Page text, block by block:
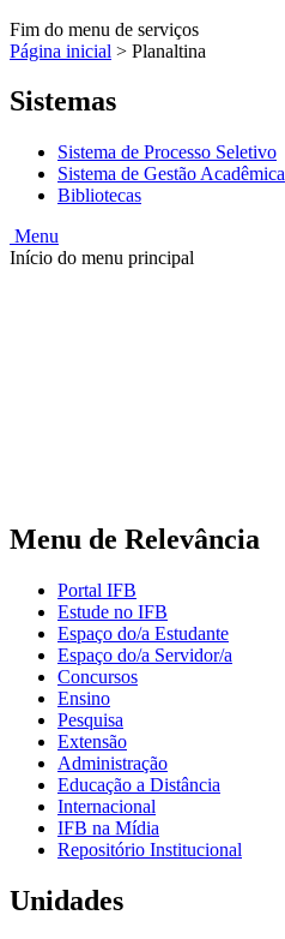
Fim do menu de serviços
Página inicial > Planaltina
Sistemas
Sistema de Processo Seletivo
Sistema de Gestão Acadêmica
Bibliotecas
Menu
Início do menu principal
Menu de Relevância
Portal IFB
Estude no IFB
Espaço do/a Estudante
Espaço do/a Servidor/a
Concursos
Ensino
Pesquisa
Extensão
Administração
Educação a Distância
Internacional
IFB na Mídia
Repositório Institucional
Unidades